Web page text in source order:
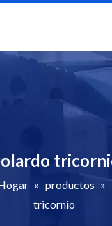
» productos »
tricornio